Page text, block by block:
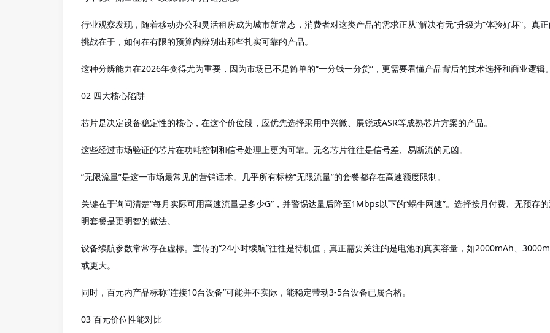
行业观察发现，随着移动办公和灵活租房成为城市新常态，消费者对这类产品的需求正从“解决有无”升级为“体验好坏”。真
挑战在于，如何在有限的预算内辨别出那些扎实可靠的产品。
这种分辨能力在2026年变得尤为重要，因为市场已不是简单的“一分钱一分货”，更需要看懂产品背后的技术选择和商业逻辑
02 四大核心陷阱
芯片是决定设备稳定性的核心，在这个价位段，应优先选择采用中兴微、展锐或ASR等成熟芯片方案的产品。
这些经过市场验证的芯片在功耗控制和信号处理上更为可靠。无名芯片往往是信号差、易断流的元凶。
“无限流量”是这一市场最常见的营销话术。几乎所有标榜“无限流量”的套餐都存在高速额度限制。
关键在于询问清楚“每月实际可用高速流量是多少G”，并警惕达量后降至1Mbps以下的“蜗牛网速”。选择按月付费、无预存
明套餐是更明智的做法。
设备续航参数常常存在虚标。宣传的“24小时续航”往往是待机值，真正需要关注的是电池的真实容量，如2000mAh、
或更大。
同时，百元内产品标称“连接10台设备”可能并不实际，能稳定带动3-5台设备已属合格。
03 百元价位性能对比